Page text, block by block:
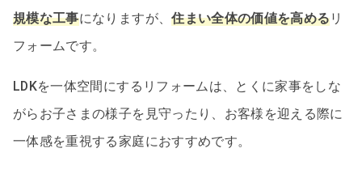
規模な工事になりますが、住まい全体の価値を高めるリ
フォームです。
LDKを一体空間にするリフォームは、とくに家事をしな
がらお子さまの様子を見守ったり、お客様を迎える際に
一体感を重視する家庭におすすめです。